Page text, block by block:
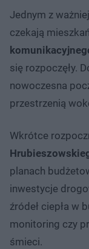
Jednym z
czekają
się rozpoczęły.
nowoczesna
przestrzenią
Wkrótce
planach
inwestycje
źródeł ciepła w
monitoring czy
śmieci.